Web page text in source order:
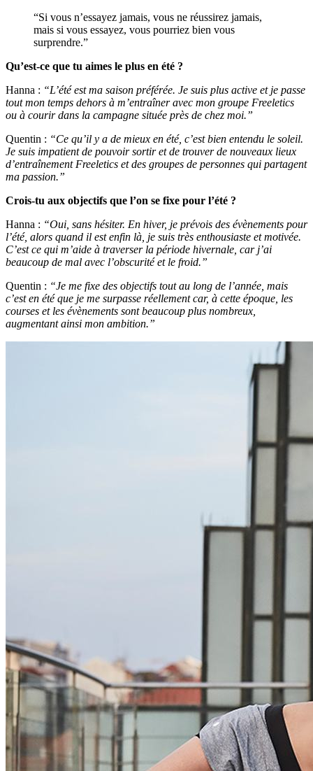
“Si vous n’essayez jamais, vous ne réussirez jamais,
mais si vous essayez, vous pourriez bien vous
surprendre.”
Qu’est-ce que tu aimes le plus en été ?
Hanna : “L’été est ma saison préférée. Je suis plus active et je passe
tout mon temps dehors à m’entraîner avec mon groupe Freeletics
ou à courir dans la campagne située près de chez moi.”
Quentin : “Ce qu’il y a de mieux en été, c’est bien entendu le soleil.
Je suis impatient de pouvoir sortir et de trouver de nouveaux lieux
d’entraînement Freeletics et des groupes de personnes qui partagent
ma passion.”
Crois-tu aux objectifs que l’on se fixe pour l’été ?
Hanna : “Oui, sans hésiter. En hiver, je prévois des évènements pour
l’été, alors quand il est enfin là, je suis très enthousiaste et motivée.
C’est ce qui m’aide à traverser la période hivernale, car j’ai
beaucoup de mal avec l’obscurité et le froid.”
Quentin : “Je me fixe des objectifs tout au long de l’année, mais
c’est en été que je me surpasse réellement car, à cette époque, les
courses et les évènements sont beaucoup plus nombreux,
augmentant ainsi mon ambition.”